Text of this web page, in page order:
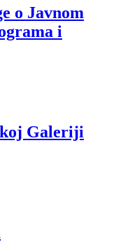
o Javnom
i
Galeriji